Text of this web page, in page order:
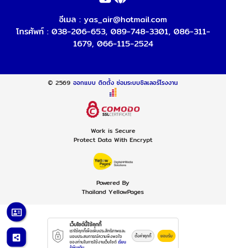
อีเมล : yas_air@hotmail.com
โทรศัพท์ : 038-206-653, 089-748-3301, 086-311-
1679, 066-115-2524
© 2569ออกแบบ ติดตั้ง ซ่อมระบบชิลเลอร์โรงงาน
Work is Secure
Protect Data With Encrypt
Powered By
Thailand YellowPages
เว็บไซต์นี้ใช้คุกกี้
เราใช้คุกกี้เพื่อเพิ่มประสิทธิภาพและ
มอบประสบการณ์ความพึงพอใจ
ของท่านในการใช้งานเว็บไซต์ เรียน
ตั้งค่าคุกกี้ ยอมรับ